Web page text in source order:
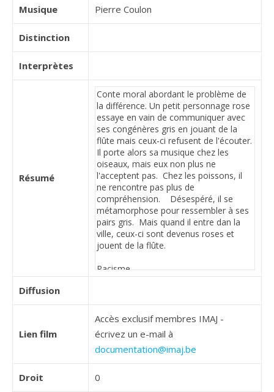
Musique Pierre Coulon
Distinction
Interprètes
Résumé
Diffusion
Lien film
Accès exclusif membres IMAJ -
écrivez un e-mail à
documentation@imaj.be
Droit 0